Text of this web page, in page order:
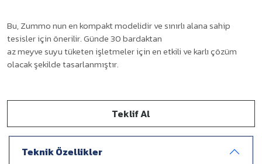
Bu, Zummo nun en kompakt modelidir ve sınırlı alana sahip
tesisler için önerilir. Günde 30 bardaktan
az meyve suyu tüketen işletmeler için en etkili ve karlı çözüm
olacak şekilde tasarlanmıştır.
Teklif Al
Teknik Özellikler